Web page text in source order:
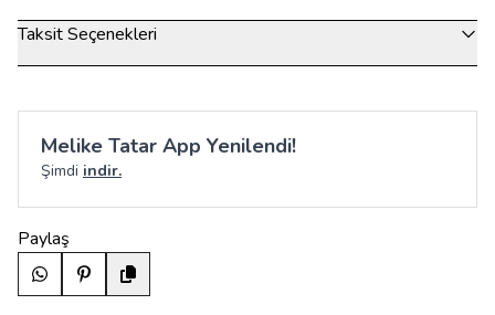
Taksit Seçenekleri
Melike Tatar App Yenilendi!
Şimdi indir.
Paylaş